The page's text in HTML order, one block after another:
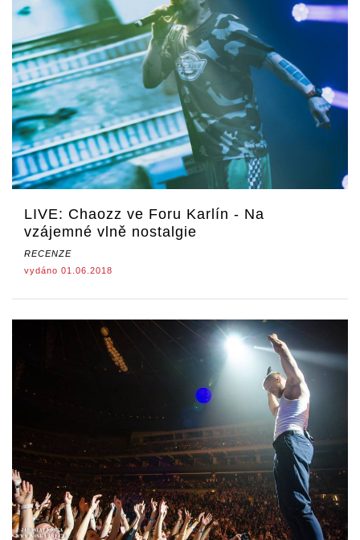
LIVE: Chaozz ve Foru Karlín - Na
vzájemné vlně nostalgie
RECENZE
vydáno 01.06.2018